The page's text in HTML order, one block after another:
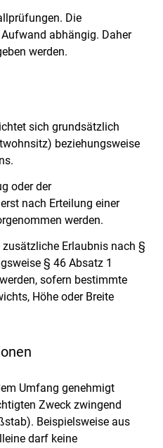
Die
abhängig. Daher
werden.
sich grundsätzlich
beziehungsweise
oder der
nach Erteilung einer
werden.
Erlaubnis nach §
§ 46 Absatz 1
sofern bestimmte
Höhe oder Breite
Umfang genehmigt
Zweck zwingend
Beispielsweise aus
darf keine